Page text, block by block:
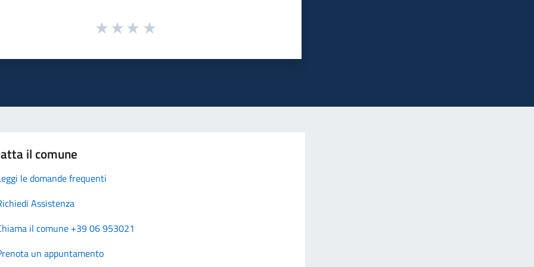
il comune
le domande frequenti
Assistenza
il comune +39 06 953021
un appuntamento